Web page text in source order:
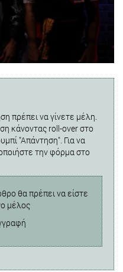
πρέπει να γίνετε μέλη.
κάνοντας roll-over στο
"Απάντηση". Για να
την φόρμα στο
θα πρέπει να είστε
μέλος